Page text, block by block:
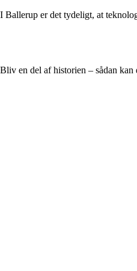
I Ballerup er det tydeligt, at
Bliv en del af historien – sådan